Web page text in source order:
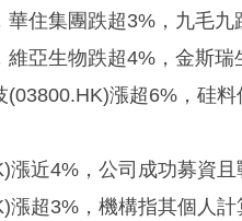
住集團跌超3%，九毛九
亞生物跌超4%，金斯
(03800.HK)漲超6%，硅
漲近4%，公司成功募資
漲超3%，機構指其個人